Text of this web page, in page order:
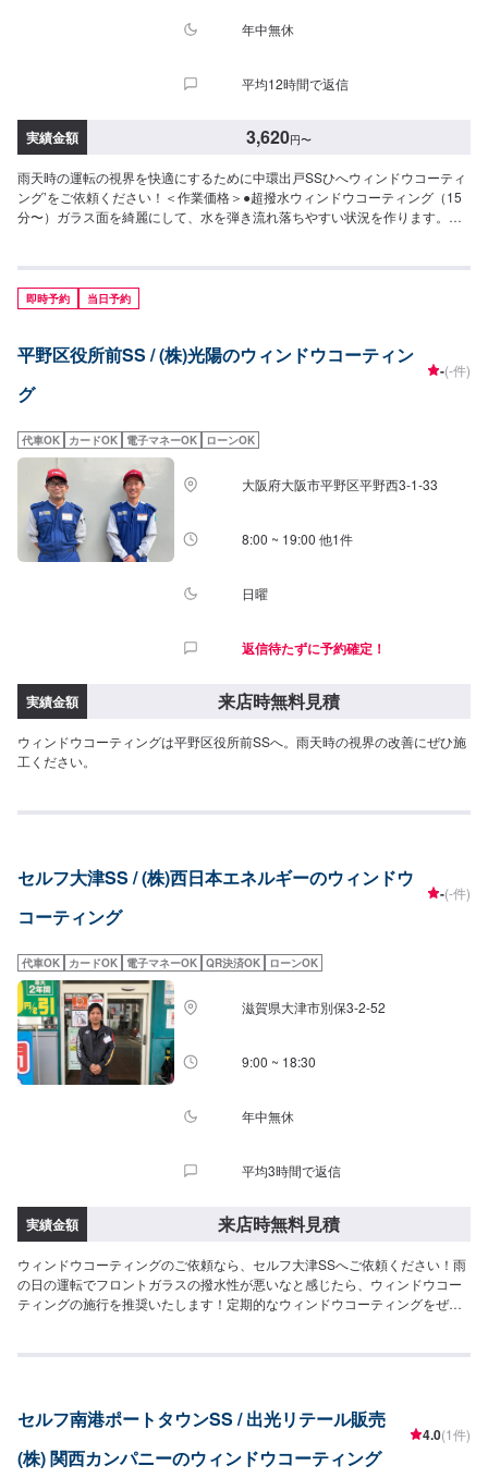
年中無休
平均12時間で返信
実績金額 3,620円〜
雨天時の運転の視界を快適にするために中環出戸SSひへウィンドウコーティ
ング’をご依頼ください！＜作業価格＞●超撥水ウィンドウコーティング（15
分〜）ガラス面を綺麗にして、水を弾き流れ落ちやすい状況を作ります。◆
円（XLサイズ）●油膜取り（15分〜）雨天時に視界をさまたあげつぎらつく
油膜をスッキリ取り去ります。価格は来店時にお問い合わせください（油膜
の量によって価格が変動します）
即時予約 当日予約
平野区役所前SS / (株)光陽のウィンドウコーティン
グ
-(-件)
代車OK カードOK 電子マネーOK ローンOK
大阪府大阪市平野区平野西3-1-33
8:00 ~ 19:00 他1件
日曜
返信待たずに予約確定！
実績金額 来店時無料見積
ウィンドウコーティングは平野区役所前SSへ。雨天時の視界の改善にぜひ施
工ください。
セルフ大津SS / (株)西日本エネルギーのウィンドウ
コーティング
-(-件)
代車OK カードOK 電子マネーOK QR決済OK ローンOK
滋賀県大津市別保3-2-52
9:00 ~ 18:30
年中無休
平均3時間で返信
実績金額 来店時無料見積
ウィンドウコーティングのご依頼なら、セルフ大津SSへご依頼ください！雨
の日の運転でフロントガラスの撥水性が悪いなと感じたら、ウィンドウコー
ティングの施行を推奨いたします！定期的なウィンドウコーティングをぜひ
セルフ南港ポートタウンSS / 出光リテール販売
(株) 関西カンパニーのウィンドウコーティング
4.0(1件)